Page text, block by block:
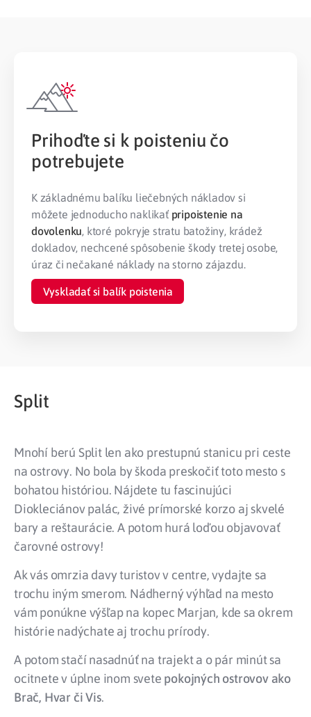
Prihoďte si k poisteniu čo
potrebujete
K základnému balíku liečebných nákladov si
môžete jednoducho naklikať pripoistenie na
dovolenku, ktoré pokryje stratu batožiny, krádež
dokladov, nechcené spôsobenie škody tretej osobe,
úraz či nečakané náklady na storno zájazdu.
Vyskladať si balík poistenia
Split
Mnohí berú Split len ako prestupnú stanicu pri ceste
na ostrovy. No bola by škoda preskočiť toto mesto s
bohatou históriou. Nájdete tu fascinujúci
Diokleciánov palác, živé prímorské korzo aj skvelé
bary a reštaurácie. A potom hurá loďou objavovať
čarovné ostrovy!
Ak vás omrzia davy turistov v centre, vydajte sa
trochu iným smerom. Nádherný výhľad na mesto
vám ponúkne výšľap na kopec Marjan, kde sa okrem
histórie nadýchate aj trochu prírody.
A potom stačí nasadnúť na trajekt a o pár minút sa
ocitnete v úplne inom svete pokojných ostrovov ako
Brač, Hvar či Vis.